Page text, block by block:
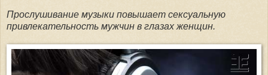
Прослушивание музыки повышает сексуальную
привлекательность мужчин в глазах женщин.